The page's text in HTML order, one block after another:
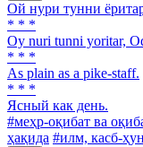
Ой нури тунни
* * *
Oy nuri tunni yoritar,
* * *
As plain as a pike-staff.
* * *
Ясный как день.
#меҳр-оқибат ва
ҳақида #илм, касб-